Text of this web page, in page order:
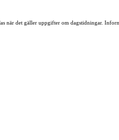
när det gäller uppgifter om dagstidningar.